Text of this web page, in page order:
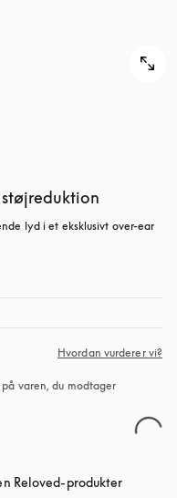
lyd i et eksklusivt over-ear
Hvordan vurderer vi?
varen, du modtager
Reloved-produkter